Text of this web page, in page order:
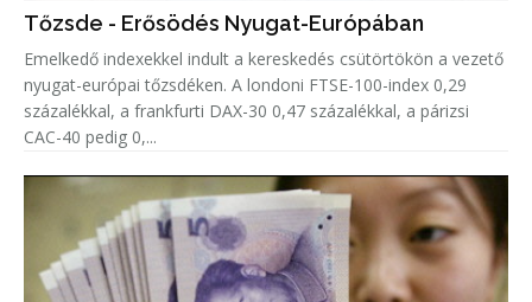
Tőzsde - Erősödés Nyugat-Európában
Emelkedő indexekkel indult a kereskedés csütörtökön a vezető
nyugat-európai tőzsdéken. A londoni FTSE-100-index 0,29
százalékkal, a frankfurti DAX-30 0,47 százalékkal, a párizsi
CAC-40 pedig 0,...